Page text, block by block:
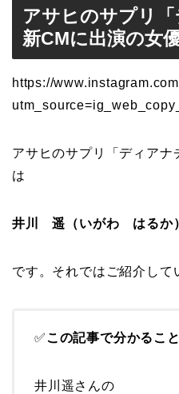
アサヒのサプリ「
新CMに出演の女
https://
アサヒのサプリ「ディア
は
井川 遥（いがわ はるか
です。それではご紹介して
✅この記事で分かること
井川遥さんの